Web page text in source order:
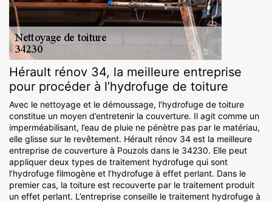
Hérault rénov 34, la meilleure entreprise
pour procéder à l’hydrofuge de toiture
Avec le nettoyage et le démoussage, l’hydrofuge de toiture
constitue un moyen d’entretenir la couverture. Il agit comme un
imperméabilisant, l’eau de pluie ne pénètre pas par le matériau,
elle glisse sur le revêtement. Hérault rénov 34 est la meilleure
entreprise de couverture à Pouzols dans le 34230. Elle peut
appliquer deux types de traitement hydrofuge qui sont
l’hydrofuge filmogène et l’hydrofuge à effet perlant. Dans le
premier cas, la toiture est recouverte par le traitement produit
un effet perlant. L’entreprise conseille le traitement hydrofuge à